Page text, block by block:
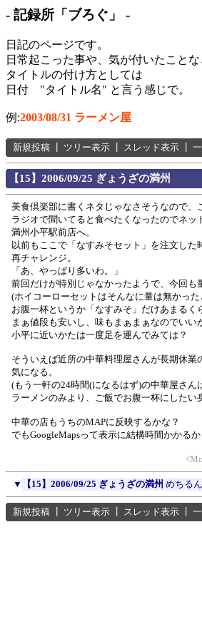
- 記録所「ブろぐ」 -
日記のページです。
日常起こった事や、気が付いたこと
タイトルの付け方としては
日付 "タイトル名" と言う感じで。
例:2003/08/31 ラーメン屋
新規投稿 ツリー表示 スレッド表示
【15】2006/09/25 ぎょうざの満州
美食倶楽部に書くネタじゃなさそうなので、
ラジオで聞いてると食べたくなったのでネ
満州小平駅前店へ。
以前もここで「なすみそセット」を注文し
再チャレンジ。
「あ、やっぱり多いわ。」
前回だけが特別じゃなかったようで、今回も
(ホイコーローセットはそんなに量は無かっ
お腹一杯というか「なすみそ」だけあまるく
まぁ値段も安いし、味もまぁまぁなのでいい
小平に近いかたは一度足を運んでみては？
そういえば近所の中華料理屋さんが長期休
気になる。
(もう一軒の24時間(になるはず)の中華屋さ
ラーメンのみより、ご飯でお腹一杯にしたい
中華の店もうちのMAPに反映するかな？
でもGoogleMapsって表示に結構時間かかるか
▼ 【15】2006/09/25 ぎょうざの満州 めちるん
新規投稿 ツリー表示 スレッド表示